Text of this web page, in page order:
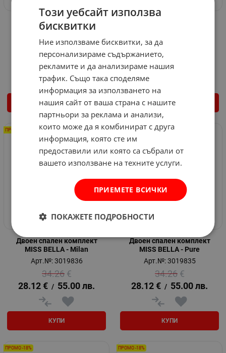
Двоен спален комплект
MISS BELLA - Forza
Арт.№: 3019838
34.26 €
28.12 € / 55.00 лв.
КУПИ
Арт.№: 3019837
34.26
28.12 € / 55.00
КУПИ
Двоен спален комплект
MISS BELLA - Milan
Арт.№: 3019836
34.26 €
28.12 € / 55.00 лв.
КУПИ
ПРОМО -18%
Двоен спален комплект
MISS BELLA - Pure
Арт.№: 3019835
34.26 €
28.12 € / 55.00 лв.
КУПИ
ПРОМО -18%
ПРОМО -18% ПРОМО -18%
Този уебсайт използва
бисквитки
Ние използваме бисквитки, за да
персонализираме съдържанието,
рекламите и да анализираме нашия
трафик. Също така споделяме
информация за използването на
нашия сайт от ваша страна с нашите
партньори за реклама и анализи,
които може да я комбинират с друга
информация, която сте им
предоставили или която са събрали от
вашето използване на техните услуги.
ПРИЕМЕТЕ ВСИЧКИ
ПОКАЖЕТЕ ПОДРОБНОСТИ